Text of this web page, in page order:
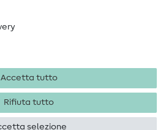
Accetta tutto
Rifiuta tutto
selezione
Condizioni generali